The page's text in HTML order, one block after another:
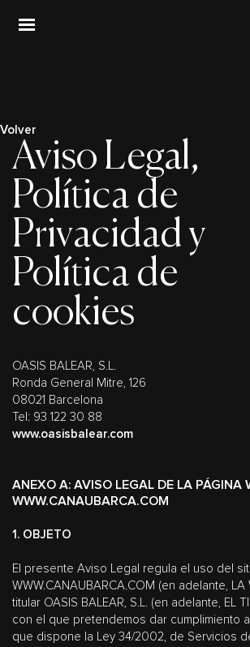
Volver
Aviso Legal,
Política de
Privacidad y
Política de
cookies
OASIS BALEAR, S.L.
Ronda General Mitre, 126
08021 Barcelona
Tel: 93 122 30 88
www.oasisbalear.com
ANEXO A: AVISO LEGAL DE LA PÁGINA
WWW.CANAUBARCA.COM
1. OBJETO
El presente Aviso Legal regula el uso del
WWW.CANAUBARCA.COM (en adelante,
titular OASIS BALEAR, S.L. (en adelante, EL
con el que pretendemos dar cumplimiento
que dispone la Ley 34/2002, de Servicios